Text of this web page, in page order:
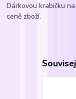
Dárkovou krabičku
ceně zboží.